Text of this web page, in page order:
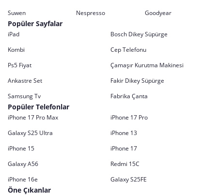
Suwen
Nespresso Goodyear
Popüler Sayfalar
iPad
Bosch Dikey Süpürge
Kombi
Cep Telefonu
Ps5 Fiyat
Çamaşır Kurutma Makinesi
Ankastre Set
Fakir Dikey Süpürge
Samsung Tv
Fabrika Çanta
Popüler Telefonlar
iPhone 17 Pro Max
iPhone 17 Pro
Galaxy S25 Ultra
iPhone 13
iPhone 15
iPhone 17
Galaxy A56
Redmi 15C
iPhone 16e
Galaxy S25FE
Öne Çıkanlar